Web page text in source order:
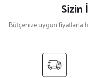
Sizin
Bütçenize uygun fiyatlarla
Kırmızı Siyah Biyeli Aşçı Kepi